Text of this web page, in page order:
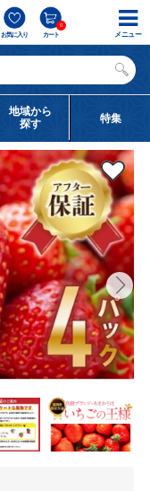
お気に入り カート
0
地域から
探す
特集
メニュー